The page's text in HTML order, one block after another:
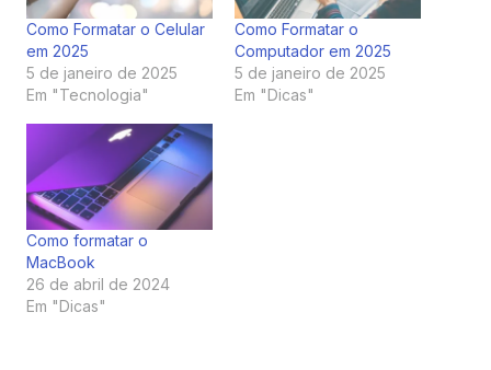
Como Formatar o Celular
em 2025
5 de janeiro de 2025
Em "Tecnologia"
Como Formatar o
Computador em 2025
5 de janeiro de 2025
Em "Dicas"
Como formatar o
MacBook
26 de abril de 2024
Em "Dicas"